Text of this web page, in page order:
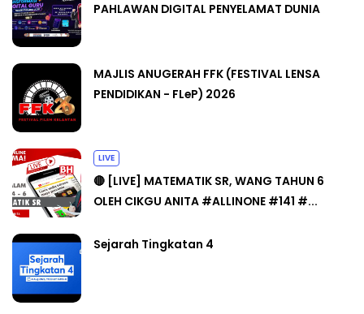
PAHLAWAN DIGITAL PENYELAMAT DUNIA
MAJLIS ANUGERAH FFK (FESTIVAL LENSA
PENDIDIKAN - FLeP) 2026
LIVE
🔴 [LIVE] MATEMATIK SR, WANG TAHUN 6
OLEH CIKGU ANITA #ALLINONE #141 #...
Sejarah Tingkatan 4